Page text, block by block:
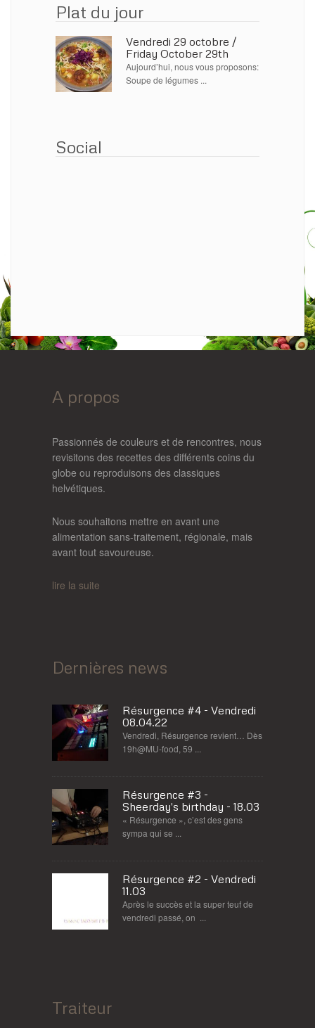
Plat du jour
Vendredi 29 octobre /
Friday October 29th
Aujourd’hui, nous vous proposons:
Soupe de légumes ...
Social
A propos
Passionnés de couleurs et de rencontres, nous
revisitons des recettes des différents coins du
globe ou reproduisons des classiques
helvétiques.
Nous souhaitons mettre en avant une
alimentation sans-traitement, régionale, mais
avant tout savoureuse.
lire la suite
Dernières news
Résurgence #4 - Vendredi
08.04.22
Vendredi, Résurgence revient… Dès
19h@MU-food, 59 ...
Résurgence #3 -
Sheerday's birthday - 18.03
« Résurgence », c’est des gens
sympa qui se ...
Résurgence #2 - Vendredi
11.03
Après le succès et la super teuf de
vendredi passé, on ...
Traiteur